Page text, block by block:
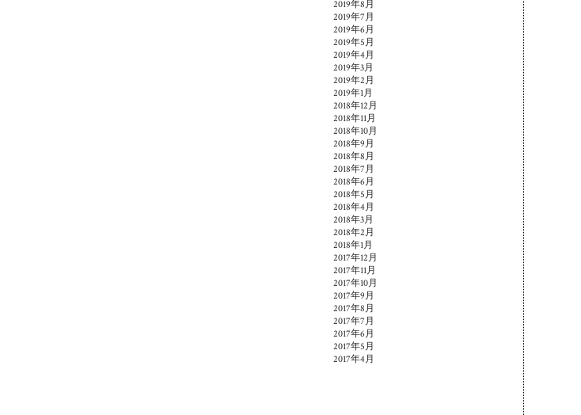
2019年8月
2019年7月
2019年6月
2019年5月
2019年4月
2019年3月
2019年2月
2019年1月
2018年12月
2018年11月
2018年10月
2018年9月
2018年8月
2018年7月
2018年6月
2018年5月
2018年4月
2018年3月
2018年2月
2018年1月
2017年12月
2017年11月
2017年10月
2017年9月
2017年8月
2017年7月
2017年6月
2017年5月
2017年4月